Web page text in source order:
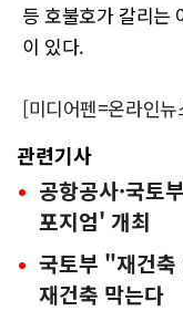
등 호불호가 갈리는
이 있다.
[미디어펜=온라인뉴
관련기사
공항공사·국토
포지엄' 개최
국토부 "재건
재건축 막는다